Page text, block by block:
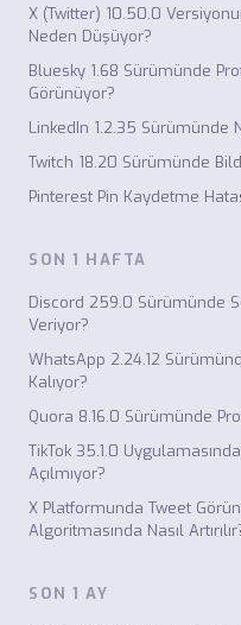
X (Twitter) 10.50.0
Neden Düşüyor?
Bluesky 1.68 Sürümünde
Görünüyor?
LinkedIn 1.2.35 Sürümünde
Twitch 18.20 Sürümünde
Pinterest Pin Kaydetme
SON 1 HAFTA
Discord 259.0 Sürümünde
Veriyor?
WhatsApp 2.24.12
Kalıyor?
Quora 8.16.0 Sürümünde
TikTok 35.1.0
Açılmıyor?
X Platformunda Tweet
Algoritmasında Nasıl
SON 1 AY